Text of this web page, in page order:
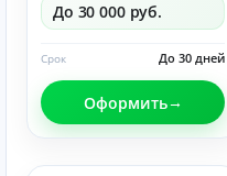
До 30 000 руб.
До 30 дней
Срок
Оформить